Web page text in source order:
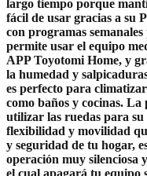
largo tiempo porque
fácil de usar gracias a su
con programas
permite usar el equipo
APP Toyotomi Home, y
la humedad y
es perfecto para
como baños y cocinas.
utilizar las ruedas para
flexibilidad y movilidad
y seguridad de tu hogar,
operación muy silenciosa
el cual apagará tu equipo